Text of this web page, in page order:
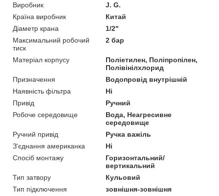
Виробник
J. G.
Країна виробник
Китай
Діаметр крана
1/2"
Максимальний робочий
тиск
2 бар
Матеріал корпусу
Поліетилен, Поліпропілен,
Полівінілхлорид
Призначення
Водопровід внутрішній
Наявність фільтра
Ні
Привід
Ручний
Робоче середовище
Вода, Неагресивне
середовище
Ручний привід
Ручка важіль
З'єднання американка
Ні
Спосіб монтажу
Горизонтальний/
вертикальний
Тип затвору
Кульовий
Тип підключення
зовнішня-зовнішня